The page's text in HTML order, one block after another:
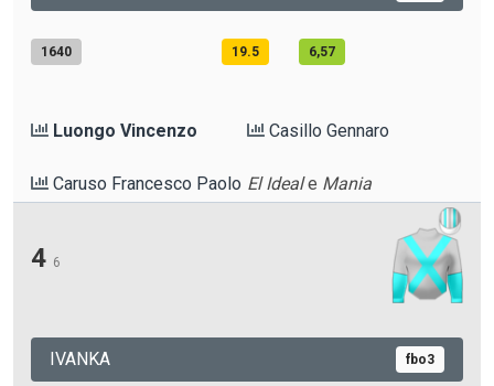
1640 19.5 6,57
Luongo Vincenzo Casillo Gennaro
Caruso Francesco Paolo El Ideale Mania
4 6
IVANKA fbo3